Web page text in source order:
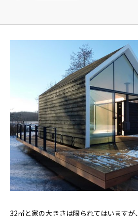
YADOKARI
32㎡と家の大きさは限られてはいますが